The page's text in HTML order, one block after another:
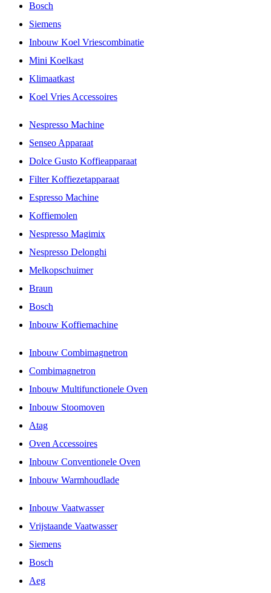
Bosch
Siemens
Inbouw Koel Vriescombinatie
Mini Koelkast
Klimaatkast
Koel Vries Accessoires
Nespresso Machine
Senseo Apparaat
Dolce Gusto Koffieapparaat
Filter Koffiezetapparaat
Espresso Machine
Koffiemolen
Nespresso Magimix
Nespresso Delonghi
Melkopschuimer
Braun
Bosch
Inbouw Koffiemachine
Inbouw Combimagnetron
Combimagnetron
Inbouw Multifunctionele Oven
Inbouw Stoomoven
Atag
Oven Accessoires
Inbouw Conventionele Oven
Inbouw Warmhoudlade
Inbouw Vaatwasser
Vrijstaande Vaatwasser
Siemens
Bosch
Aeg